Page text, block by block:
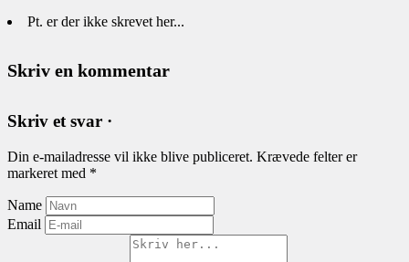
Pt. er der ikke skrevet her...
Skriv en kommentar
Skriv et svar ·
Din e-mailadresse vil ikke blive publiceret. Krævede felter er
markeret med *
Name
Email